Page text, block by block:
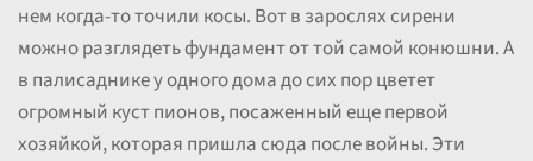
нем когда-то точили косы. Вот в зарослях сирени
можно разглядеть фундамент от той самой конюшни. А
в палисаднике у одного дома до сих пор цветет
огромный куст пионов, посаженный еще первой
хозяйкой, которая пришла сюда после войны. Эти